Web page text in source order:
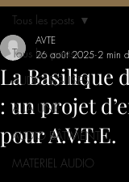
Tous les posts
AUDIO EGLISES
A LA UNE
AUDIO BÂTIMENT
MATERIEL AUDIO
Tous les posts
La Basilique
: un projet
pour A.V.T.E.
AVTE
26 août 2025 2 min